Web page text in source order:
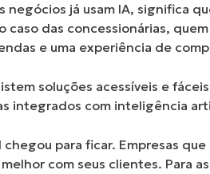
negócios já usam IA, significa
caso das concessionárias,
e uma experiência de
soluções acessíveis e
integrados com inteligência
para ficar. Empresas
com seus clientes. Para